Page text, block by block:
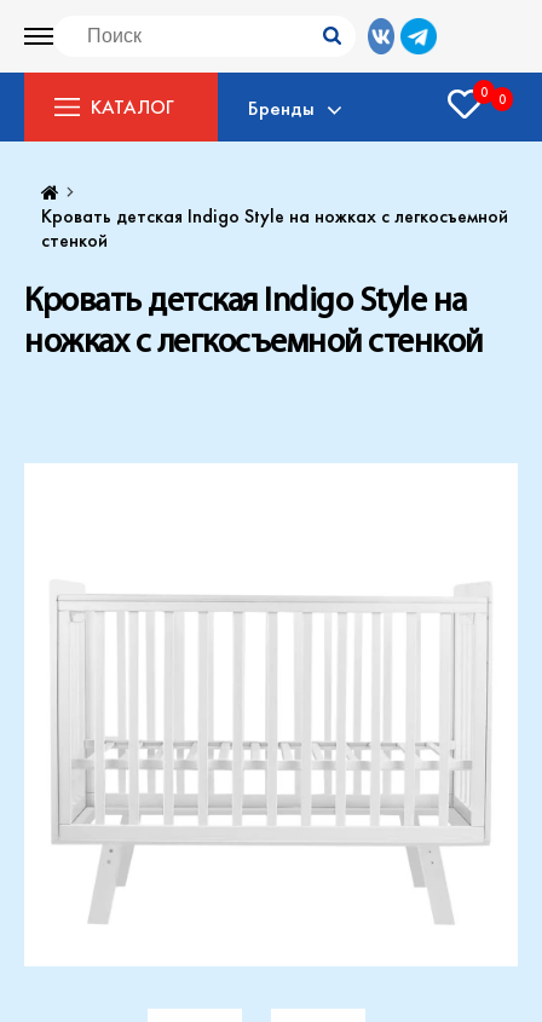
КАТАЛОГ Бренды
0 0
Кровать детская Indigo Style на ножках c легкосъемной
стенкой
Кровать детская Indigo Style на
ножках c легкосъемной стенкой